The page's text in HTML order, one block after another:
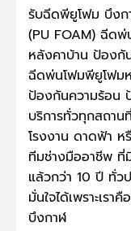
รับฉีดพียูโฟม บึง
(PU FOAM) ฉีด
หลังคาบ้าน ป้องกั
ฉีดพ่นโฟมพียูโฟม
ป้องกันความร้อน
บริการทั่วทุกสถาน
โรงงาน ดาดฟ้า ห
ทีมช่างมืออาชีพ ที่
แล้วกว่า 10 ปี ทั่ว
มั่นใจได้เพราะเร
บึงกาฬ